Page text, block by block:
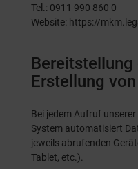
Tel.: 0911 990 860 0
Website: https://
Bereitstellung
Erstellung
Bei jedem Aufruf
System automatisiert
jeweils abrufenden
Tablet, etc.).